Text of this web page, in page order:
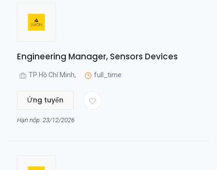
Engineering Manager, Sensors Devices
TP Hồ Chí Minh, full_time
Ứng tuyển
Hạn nộp: 23/12/2026